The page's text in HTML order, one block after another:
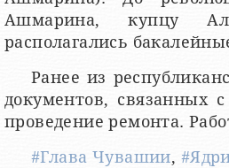
Ашмарина, купцу
располагались
Ранее из
документов, связанных
проведение ремонта.
#Глава Чувашии,